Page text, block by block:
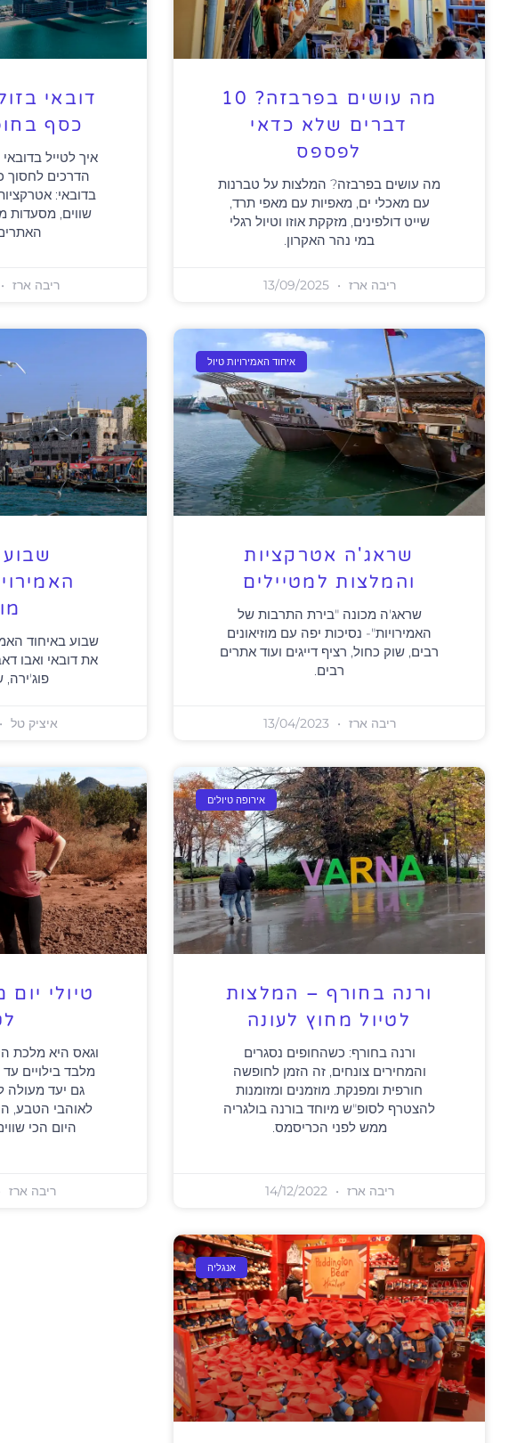
מה עושים בפרבזה? 10
דברים שלא כדאי
לפספס
מה עושים בפרבזה? המלצות על טברנות
עם מאכלי ים, מאפיות עם מאפי תרד,
שייט דולפינים, מזקקת אוזו וטיול רגלי
במי נהר האקרון.
ריבה ארז 13/09/2025
דובאי
כסף
איך לטייל
הדרכים
בדובאי:
שווים, מסעדות
ריבה ארז
איחוד האמירויות טיול
שראג'ה אטרקציות
והמלצות למטיילים
שראג'ה מכונה "בירת התרבות של
האמירויות"- נסיכות יפה עם מוזיאונים
רבים, שוק כחול, רציף דייגים ועוד אתרים
רבים.
ריבה ארז
שבוע באיחוד
את דובאי ואבו
פוג'ירה,
איציק טל
אירופה טיולים
ורנה בחורף – המלצות
לטיול מחוץ לעונה
ורנה בחורף: כשהחופים נסגרים
והמחירים צונחים, זה הזמן לחופשה
חורפית ומפנקת. מוזמנים ומזומנות
להצטרף לסופ"ש מיוחד בורנה בולגריה
ממש לפני הכריסמס.
ריבה ארז 14/12/2022
טיולי
וגאס היא מלכת
מלבד בילויים
גם יעד מעולה
לאוהבי הטבע,
היום הכי
ריבה ארז
אנגליה